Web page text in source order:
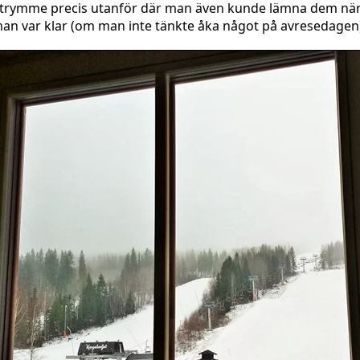
precis utanför där man även kunde lämna dem
var klar (om man inte tänkte åka något på